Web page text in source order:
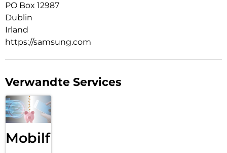
PO Box 12987
Dublin
Irland
https://samsung.com
Verwandte Services
Mobilfunk